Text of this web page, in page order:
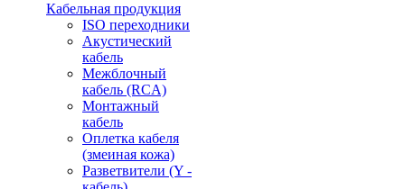
Кабельная продукция
ISO переходники
Акустический
кабель
Межблочный
кабель (RCA)
Монтажный
кабель
Оплетка кабеля
(змеиная кожа)
Разветвители (Y -